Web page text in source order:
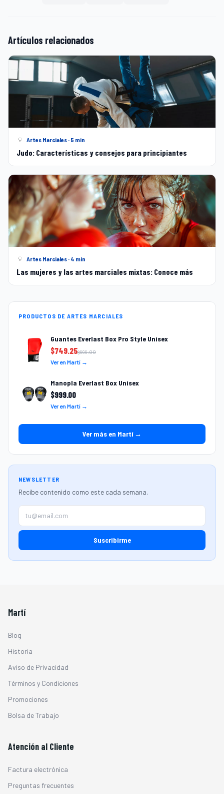
Artículos relacionados
Artes Marciales · 5 min
Judo: Características y consejos para principiantes
Artes Marciales · 4 min
Las mujeres y las artes marciales mixtas: Conoce más
PRODUCTOS DE ARTES MARCIALES
Guantes Everlast Box Pro Style Unisex
$749.25$999.00
Ver en Martí →
Manopla Everlast Box Unisex
$999.00
Ver en Martí →
Ver más en Martí →
NEWSLETTER
Recibe contenido como este cada semana.
Suscribirme
Martí
Blog
Historia
Aviso de Privacidad
Términos y Condiciones
Promociones
Bolsa de Trabajo
Atención al Cliente
Factura electrónica
Preguntas frecuentes